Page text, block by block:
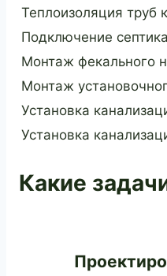
Теплоизоляция труб
Подключение
Монтаж фекального
Монтаж
Установка
Установка
Какие